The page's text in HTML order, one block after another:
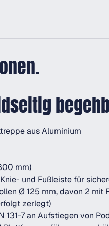
aus Aluminium
mm)
und Fußleiste für
Ø 125 mm, davon 2 mit
zerlegt)
131-7 an Aufstiegen von